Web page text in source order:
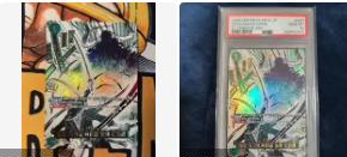
OP12-037
亡者戯 (パラレル)
OP12-037